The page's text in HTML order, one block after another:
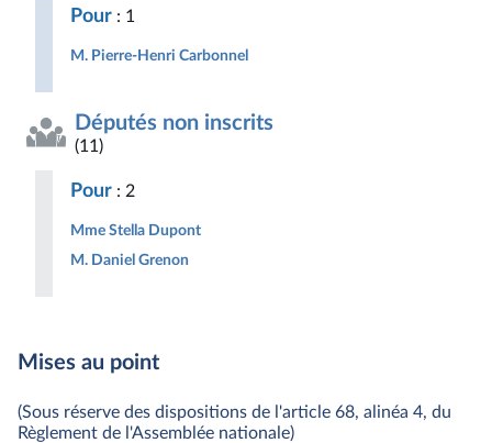
Pour : 1
M. Pierre-Henri Carbonnel
Députés non inscrits
(11)
Pour : 2
Mme Stella Dupont
M. Daniel Grenon
Mises au point
(Sous réserve des dispositions de l'article 68, alinéa 4, du
Règlement de l'Assemblée nationale)